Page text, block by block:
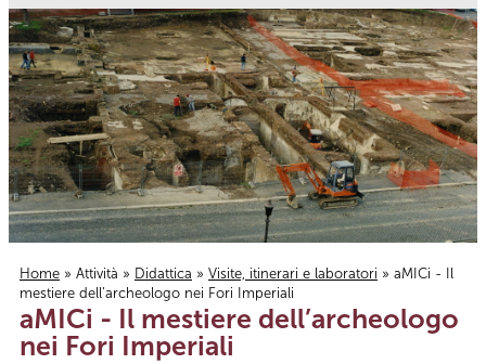
Tu sei qui
Home » Attività » Didattica » Visite, itinerari e laboratori » aMICi - Il
mestiere dell’archeologo nei Fori Imperiali
aMICi - Il mestiere dell’archeologo
nei Fori Imperiali